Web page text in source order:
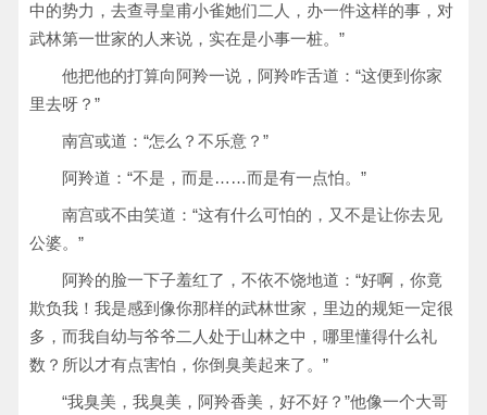
中的势力，去查寻皇甫小雀她们二人，办一件这样的事，对
武林第一世家的人来说，实在是小事一桩。”
他把他的打算向阿羚一说，阿羚咋舌道：“这便到你家
里去呀？”
南宫或道：“怎么？不乐意？”
阿羚道：“不是，而是……而是有一点怕。”
南宫或不由笑道：“这有什么可怕的，又不是让你去见
公婆。”
阿羚的脸一下子羞红了，不依不饶地道：“好啊，你竟
欺负我！我是感到像你那样的武林世家，里边的规矩一定很
多，而我自幼与爷爷二人处于山林之中，哪里懂得什么礼
数？所以才有点害怕，你倒臭美起来了。”
“我臭美，我臭美，阿羚香美，好不好？”他像一个大哥